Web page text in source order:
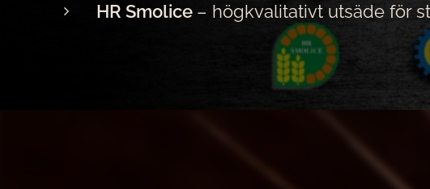
HR Smolice – högkvalitativt utsäde för